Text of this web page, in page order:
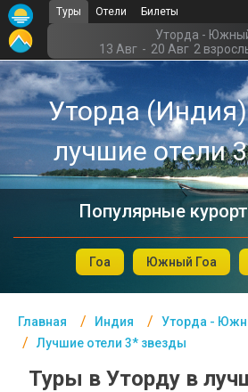
Туры Отели Билеты
Уторда -
13 Авг - 20 Авг 2
Уторда
лучшие отели
Популярные
Гоа Южный Гоа
Главная Индия
Уторда -
Лучшие отели 3* звезды
Туры в Уторду в
Главная
Индия- Курорты
Офис г. Москва
Помощь
Подборки отелей
Таиланд
Египет